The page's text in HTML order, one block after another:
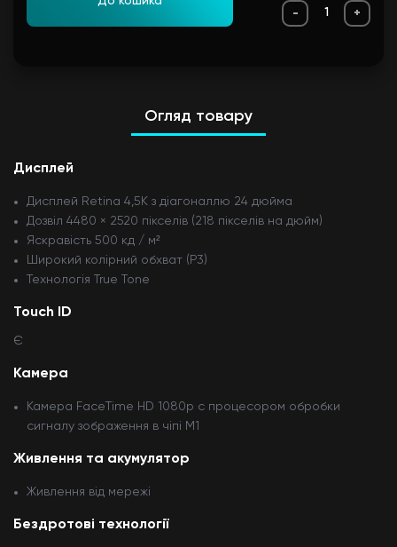
- +
Огляд товару
Дисплей
Дисплей Retina 4,5K з діагоналлю 24 дюйма
Дозвіл 4480 × 2520 пікселів (218 пікселів на дюйм)
Яскравість 500 кд / м²
Широкий колірний обхват (P3)
Технологія True Tone
Touch ID
Є
Камера
Камера FaceTime HD 1080p c процесором обробки
сигналу зображення в чіпі M1
Живлення та акумулятор
Живлення від мережі
Бездротові технології